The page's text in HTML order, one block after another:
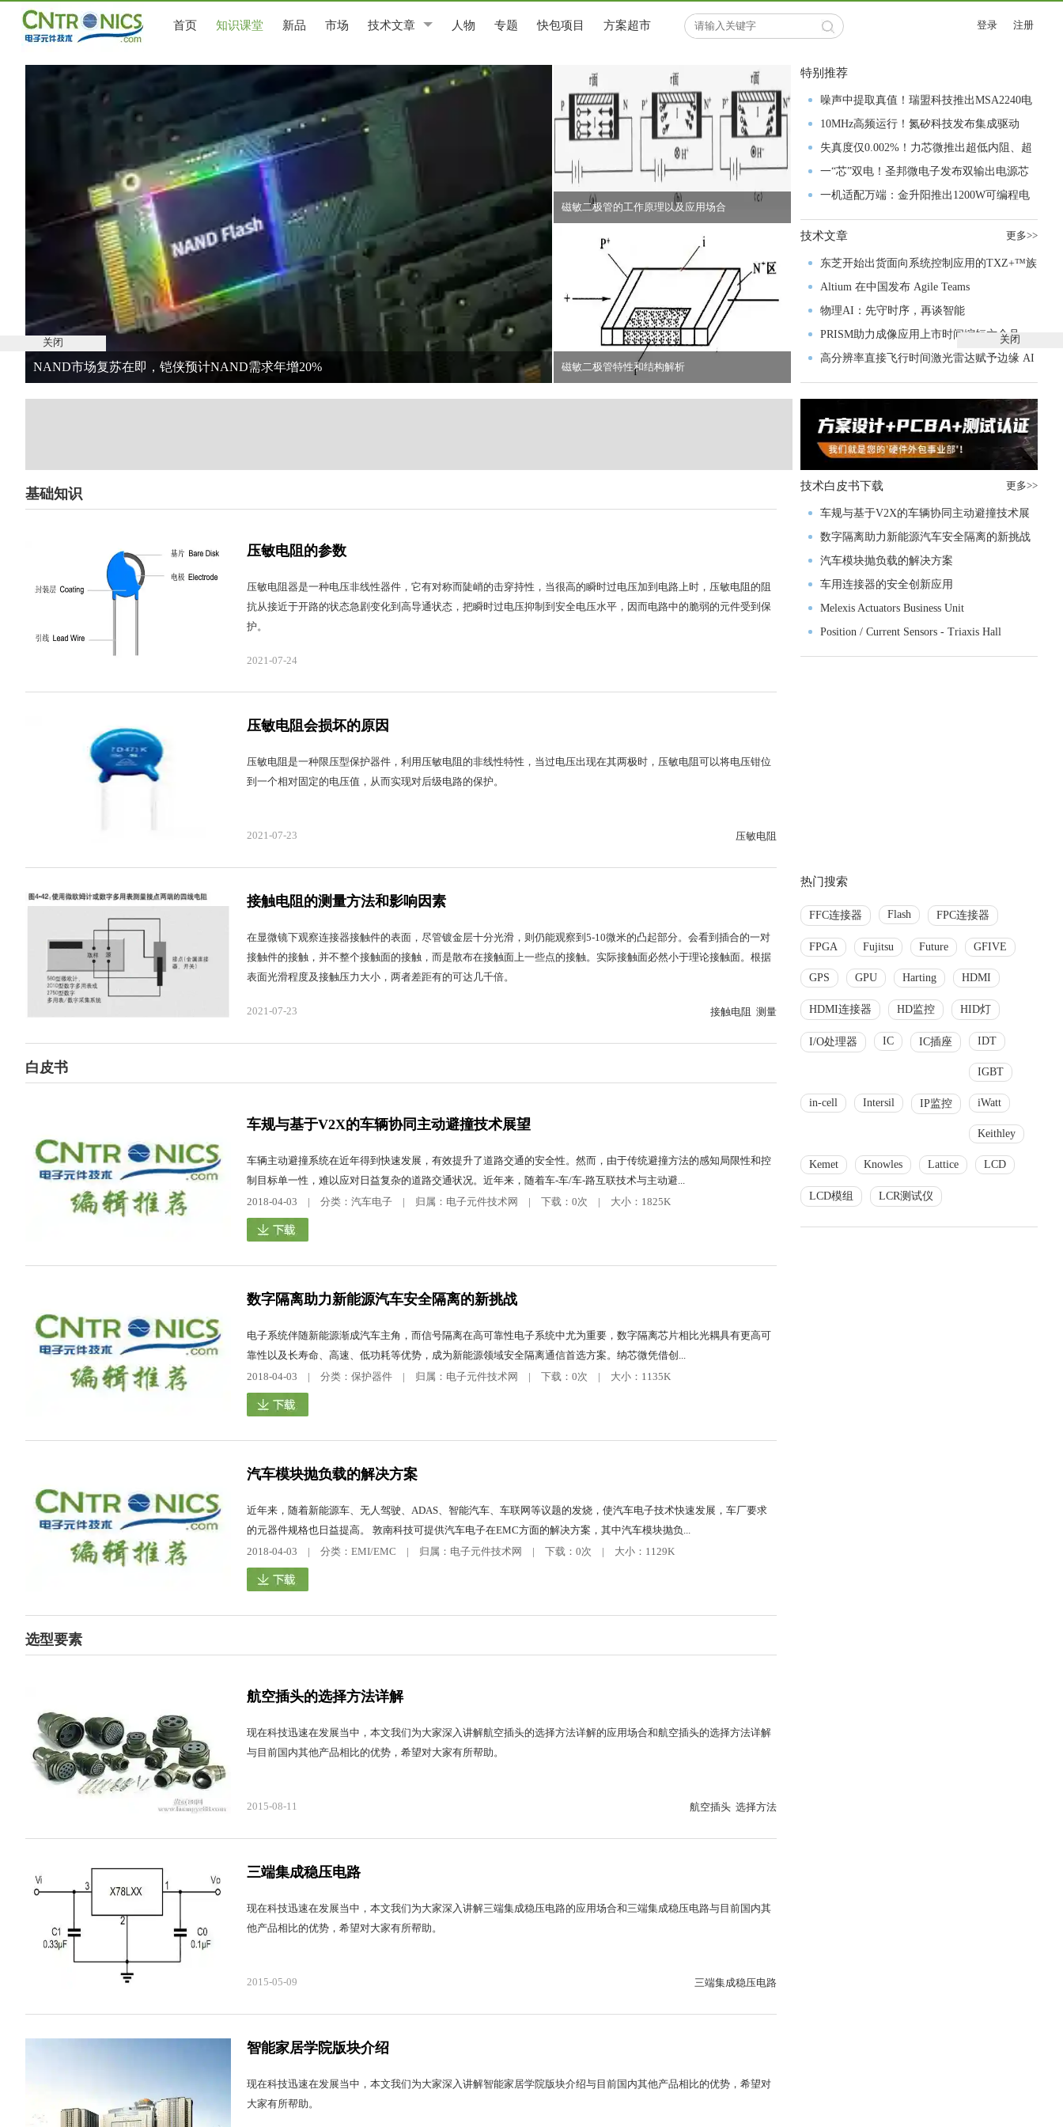
首页 知识课堂 新品 市场 技术文章 人物 专题 快包项目 方案超市 登录 注册
三星显示8.6代OLED产线确认2026年量产，引领显示技术革新 AI芯片股单日市值激增2000亿美元，三星、SK海力士领涨
磁敏二极管的工作原理以及应用场合
磁敏二极管特性和结构解析
基础知识
压敏电阻的参数
压敏电阻器是一种电压非线性器件，它有对称而陡峭的击穿持性，当很高的瞬时过电压加到电路上时，压敏电阻的阻
抗从接近于开路的状态急剧变化到高导通状态，把瞬时过电压抑制到安全电压水平，因而电路中的脆弱的元件受到保
护。
2021-07-24
压敏电阻会损坏的原因
压敏电阻是一种限压型保护器件，利用压敏电阻的非线性特性，当过电压出现在其两极时，压敏电阻可以将电压钳位
到一个相对固定的电压值，从而实现对后级电路的保护。
2021-07-23 压敏电阻
接触电阻的测量方法和影响因素
在显微镜下观察连接器接触件的表面，尽管镀金层十分光滑，则仍能观察到5-10微米的凸起部分。会看到插合的一对
接触件的接触，并不整个接触面的接触，而是散布在接触面上一些点的接触。实际接触面必然小于理论接触面。根据
表面光滑程度及接触压力大小，两者差距有的可达几千倍。
2021-07-23 接触电阻 测量
白皮书
车规与基于V2X的车辆协同主动避撞技术展望
车辆主动避撞系统在近年得到快速发展，有效提升了道路交通的安全性。然而，由于传统避撞方法的感知局限性和控
制目标单一性，难以应对日益复杂的道路交通状况。近年来，随着车-车/车-路互联技术与主动避...
2018-04-03 | 分类：汽车电子 | 归属：电子元件技术网 | 下载：0次 | 大小：1825K
数字隔离助力新能源汽车安全隔离的新挑战
电子系统伴随新能源渐成汽车主角，而信号隔离在高可靠性电子系统中尤为重要，数字隔离芯片相比光耦具有更高可
靠性以及长寿命、高速、低功耗等优势，成为新能源领域安全隔离通信首选方案。纳芯微凭借创...
2018-04-03 | 分类：保护器件 | 归属：电子元件技术网 | 下载：0次 | 大小：1135K
汽车模块抛负载的解决方案
近年来，随着新能源车、无人驾驶、ADAS、智能汽车、车联网等议题的发烧，使汽车电子技术快速发展，车厂要求
的元器件规格也日益提高。 敦南科技可提供汽车电子在EMC方面的解决方案，其中汽车模块抛负...
2018-04-03 | 分类：EMI/EMC | 归属：电子元件技术网 | 下载：0次 | 大小：1129K
选型要素
航空插头的选择方法详解
现在科技迅速在发展当中，本文我们为大家深入讲解航空插头的选择方法详解的应用场合和航空插头的选择方法详解
与目前国内其他产品相比的优势，希望对大家有所帮助。
2015-08-11 航空插头 选择方法
三端集成稳压电路
现在科技迅速在发展当中，本文我们为大家深入讲解三端集成稳压电路的应用场合和三端集成稳压电路与目前国内其
他产品相比的优势，希望对大家有所帮助。
2015-05-09 三端集成稳压电路
智能家居学院版块介绍
现在科技迅速在发展当中，本文我们为大家深入讲解智能家居学院版块介绍与目前国内其他产品相比的优势，希望对
大家有所帮助。
特别推荐
噪声中提取真值！瑞盟科技推出MSA2240电
流检测芯片赋能多元高端测量场景
10MHz高频运行！氮矽科技发布集成驱动
GaN芯片，助力电源能效再攀新高
失真度仅0.002%！力芯微推出超低内阻、超
低失真4PST模拟开关
一“芯”双电！圣邦微电子发布双输出电源芯
片，简化AFE与音频设计
一机适配万端：金升阳推出1200W可编程电
源，赋能高端装备制造
技术文章 更多>>
东芝开始出货面向系统控制应用的TXZ+™族
入门级M4V组
Altium 在中国发布 Agile Teams
物理AI：先守时序，再谈智能
PRISM助力成像应用上市时间缩短六个月，
实战指南一文解读
高分辨率直接飞行时间激光雷达赋予边缘 AI
空间感知能力
技术白皮书下载 更多>>
车规与基于V2X的车辆协同主动避撞技术展
望
数字隔离助力新能源汽车安全隔离的新挑战
汽车模块抛负载的解决方案
车用连接器的安全创新应用
Melexis Actuators Business Unit
Position / Current Sensors - Triaxis Hall
热门搜索
FFC连接器 Flash FPC连接器
FPGA Fujitsu Future GFIVE
GPS GPU Harting HDMI
HDMI连接器 HD监控 HID灯
I/O处理器 IC IC插座 IDT
IGBT
in-cell Intersil IP监控 iWatt
Keithley
Kemet Knowles Lattice LCD
LCD模组 LCR测试仪
关闭 关闭